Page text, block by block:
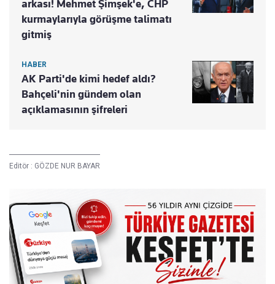
arkası! Mehmet Şimşek'e, CHP
kurmaylarıyla görüşme talimatı
gitmiş
HABER
AK Parti'de kimi hedef aldı?
Bahçeli'nin gündem olan
açıklamasının şifreleri
Editör : GÖZDE NUR BAYAR